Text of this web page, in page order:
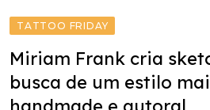
TATTOO FRIDAY
Miriam Frank cria
busca de um estilo